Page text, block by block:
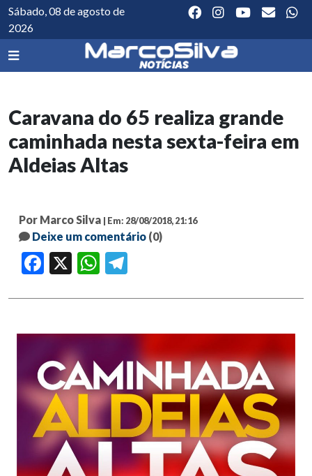
Sábado, 08 de agosto de
2026
Caravana do 65 realiza grande
caminhada nesta sexta-feira em
Aldeias Altas
Por Marco Silva | Em: 28/08/2018, 21:16
Deixe um comentário (0)
Facebook WhatsApp